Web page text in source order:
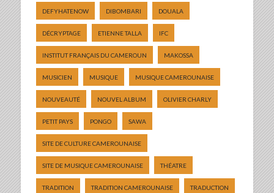
DEFYHATENOW DIBOMBARI DOUALA
DÉCRYPTAGE ETIENNE TALLA IFC
INSTITUT FRANÇAIS DU CAMEROUN MAKOSSA
MUSICIEN MUSIQUE MUSIQUE CAMEROUNAISE
NOUVEAUTÉ NOUVEL ALBUM OLIVIER CHARLY
PETIT PAYS PONGO SAWA
SITE DE CULTURE CAMEROUNAISE
SITE DE MUSIQUE CAMEROUNAISE THÉATRE
TRADITION TRADITION CAMEROUNAISE TRADUCTION